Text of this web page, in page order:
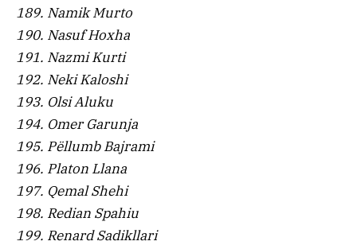
189. Namik Murto
190. Nasuf Hoxha
191. Nazmi Kurti
192. Neki Kaloshi
193. Olsi Aluku
194. Omer Garunja
195. Pëllumb Bajrami
196. Platon Llana
197. Qemal Shehi
198. Redian Spahiu
199. Renard Sadikllari